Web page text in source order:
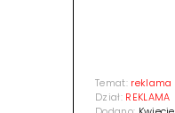
Temat:
reklama
Dział:REKLAMA
Dodano: